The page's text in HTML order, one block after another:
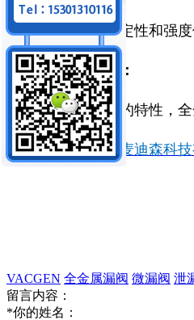
金属材料的稳定性和强
适应恶劣环境：
由于金属材料的特性，
以上就是北京麦迪森科
VACGEN 全金属漏阀 微漏阀 泄
留言内容：
*你的姓名：